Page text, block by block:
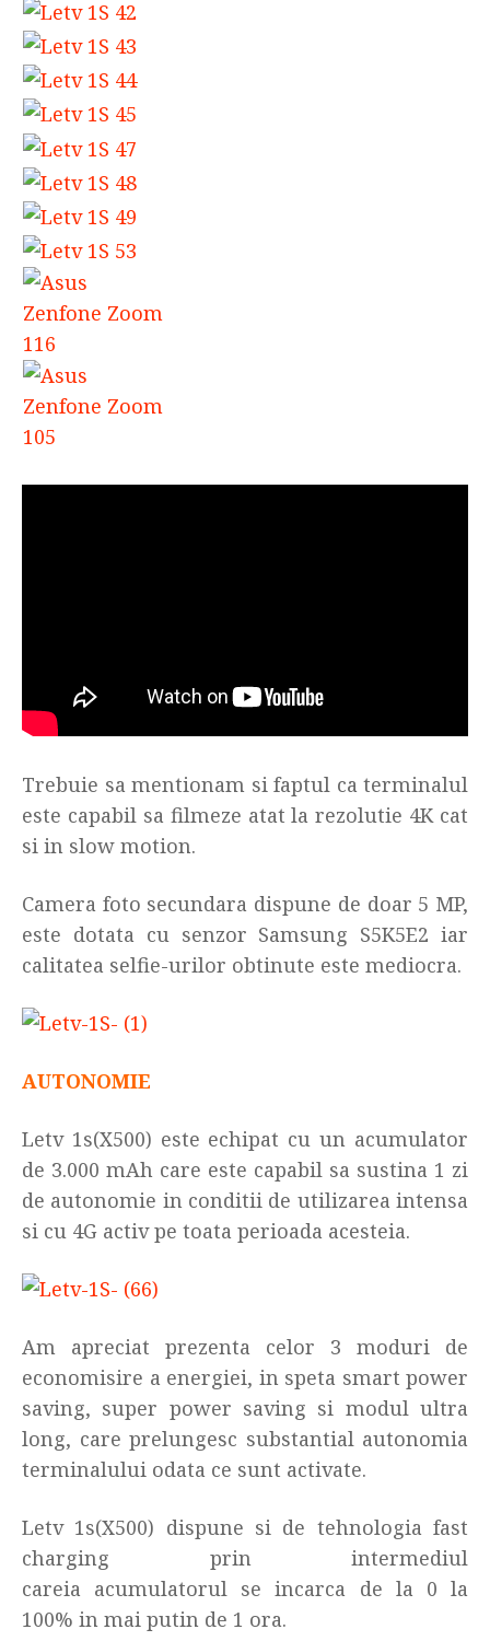
Trebuie sa mentionam si faptul ca terminalul
este capabil sa filmeze atat la rezolutie 4K cat
si in slow motion.
Camera foto secundara dispune de doar 5 MP,
este dotata cu senzor Samsung S5K5E2 iar
calitatea selfie-urilor obtinute este mediocra.
AUTONOMIE
Letv 1s(X500) este echipat cu un acumulator
de 3.000 mAh care este capabil sa sustina 1 zi
de autonomie in conditii de utilizarea intensa
si cu 4G activ pe toata perioada acesteia.
Am apreciat prezenta celor 3 moduri de
economisire a energiei, in speta smart power
saving, super power saving si modul ultra
long, care prelungesc substantial autonomia
terminalului odata ce sunt activate.
Letv 1s(X500) dispune si de tehnologia fast
charging prin intermediul
careia acumulatorul se incarca de la 0 la
100% in mai putin de 1 ora.